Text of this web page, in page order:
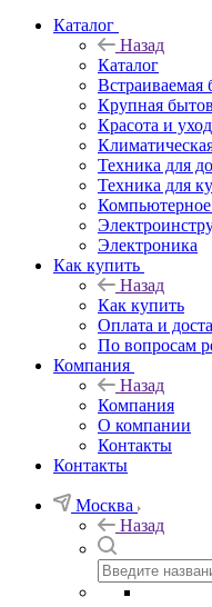
Каталог
Назад
Каталог
Встраиваемая
Крупная
Красота и уход
Техника для
Техника для
Электроника
Как купить
Назад
Как купить
Оплата и
По вопросам
Компания
Назад
Компания
О компании
Контакты
Контакты
Москва
Назад